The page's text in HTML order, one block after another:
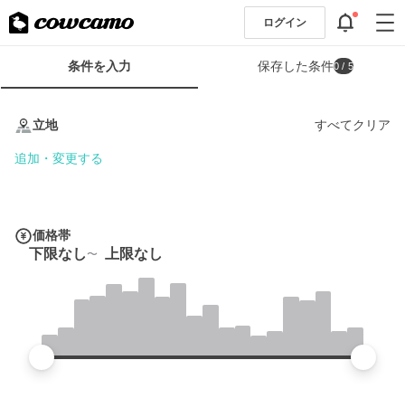
ログイン
条
条件を入力 保存した条件0 / 5
立地 すべてクリア
追加・変更する
価格帯
下限なし 上限なし